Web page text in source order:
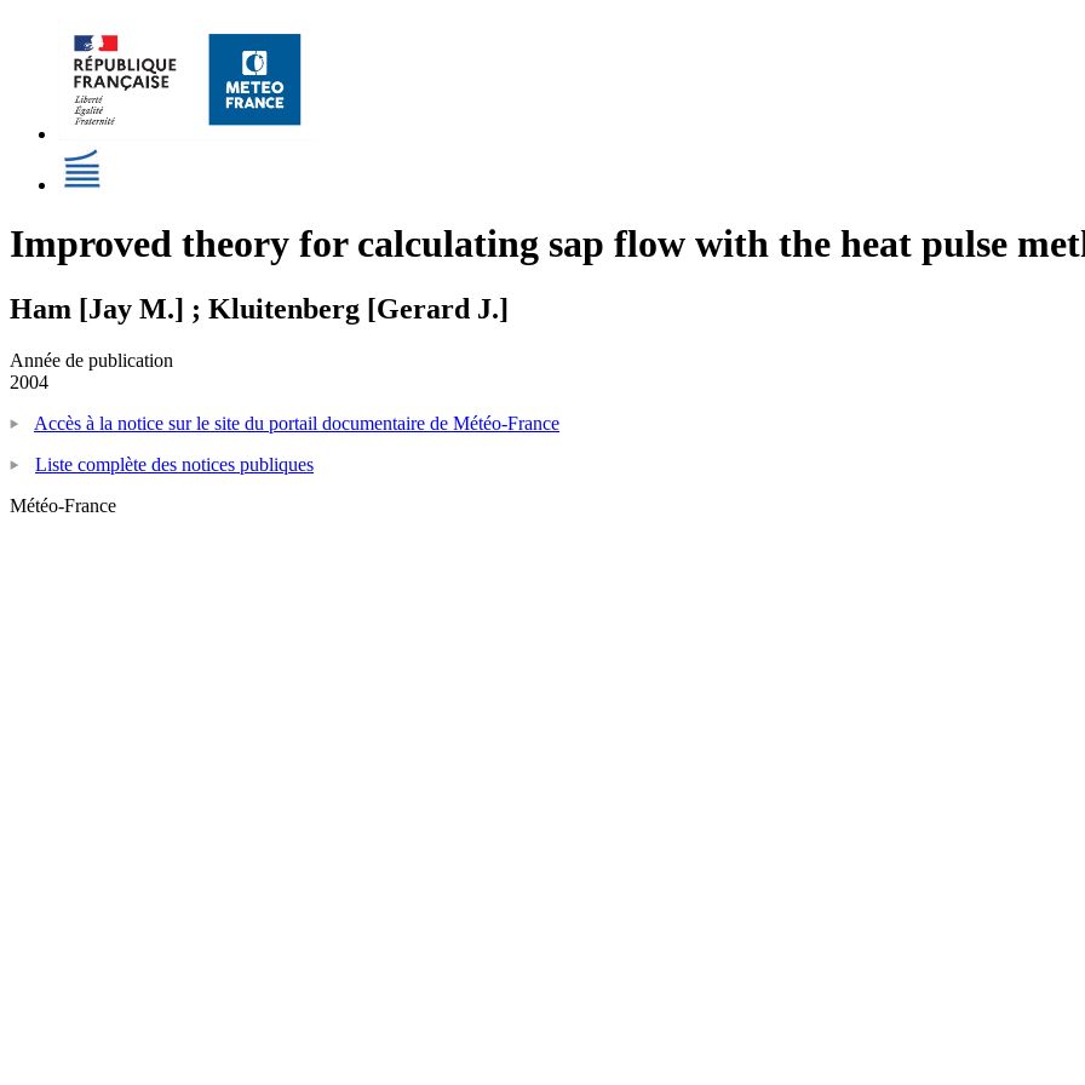
Improved theory for calculating sap flow with the heat pulse
Ham [Jay M.] ; Kluitenberg [Gerard J.]
Année de publication
2004
Accès à la notice sur le site du portail documentaire de Météo-France
Liste complète des notices publiques
Météo-France